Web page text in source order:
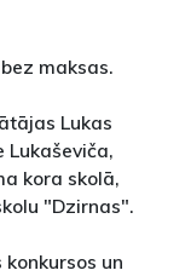
maksas.
Lukas
Lukaševiča,
kora skolā,
"Dzirnas".
un